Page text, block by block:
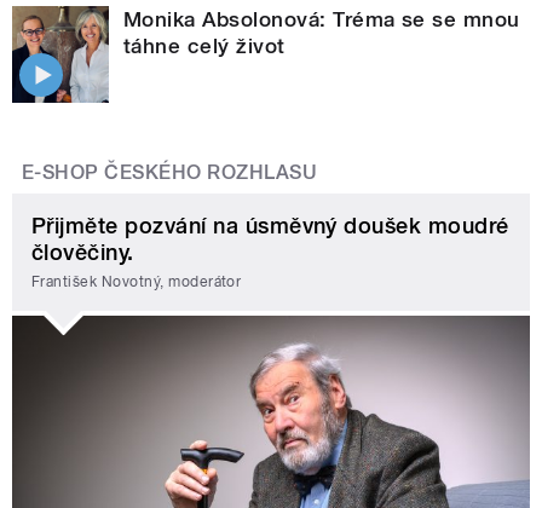
Monika Absolonová: Tréma se se mnou
táhne celý život
E-SHOP ČESKÉHO ROZHLASU
Přijměte pozvání na úsměvný doušek moudré
člověčiny.
František Novotný, moderátor